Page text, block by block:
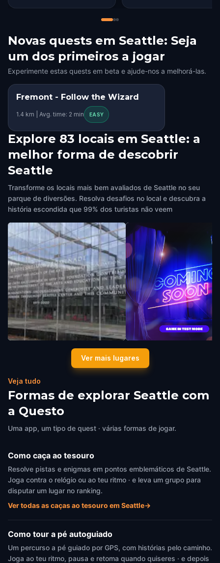
pick the pace and not feel
rushed was a definite benefit.
Novas quests em Seattle: Seja
um dos primeiros a jogar
Experimente estas quests em beta e ajude-nos a melhorá-las.
Fremont - Follow the Wizard
1.4 km | Avg. time: 2 min EASY
Explore 83 locais em Seattle: a
melhor forma de descobrir
Seattle
Transforme os locais mais bem avaliados de Seattle no seu
parque de diversões. Resolva desafios no local e descubra a
história escondida que 99% dos turistas não veem
Kreielsheimer Promenade
United States of America
Bergen Place
Seattle
Ver mais lugares
Veja tudo
Formas de explorar Seattle com
a Questo
Uma app, um tipo de quest · várias formas de jogar.
Como caça ao tesouro
Resolve pistas e enigmas em pontos emblemáticos de Seattle.
Joga contra o relógio ou ao teu ritmo · e leva um grupo para
disputar um lugar no ranking.
Ver todas as caças ao tesouro em Seattle→
Como tour a pé autoguiado
Um percurso a pé guiado por GPS, com histórias pelo caminho.
Joga ao teu ritmo, pausa e retoma quando quiseres · e depois